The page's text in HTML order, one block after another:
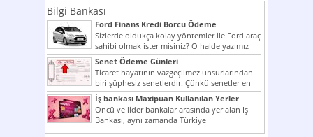
Bilgi Bankası
Ford Finans Kredi Borcu Ödeme
Sizlerde oldukça kolay yöntemler ile Ford araç
sahibi olmak ister misiniz? O halde yazımız
ilginizi...
Senet Ödeme Günleri
Ticaret hayatının vazgeçilmez unsurlarından
biri şüphesiz senetlerdir. Çünkü senetler en
çok kullanılan ödeme araçlarıdır. Taksitler...
İş bankası Maxipuan Kullanılan Yerler
Öncü ve lider bankalar arasında yer alan İş
Bankası, aynı zamanda Türkiye
Cumhuriyeti’nin ilk milli...